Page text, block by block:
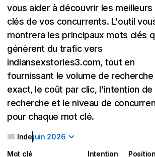
vous aider à découvrir les
clés de vos concurrents. L'outil
montrera les principaux mots clés
génèrent du trafic vers
indiansexstories3.com, tout en
fournissant le volume de recherche
exact, le coût par clic, l'intention de
recherche et le niveau de
pour chaque mot clé.
Indejuin 2026
Mot clé Intention